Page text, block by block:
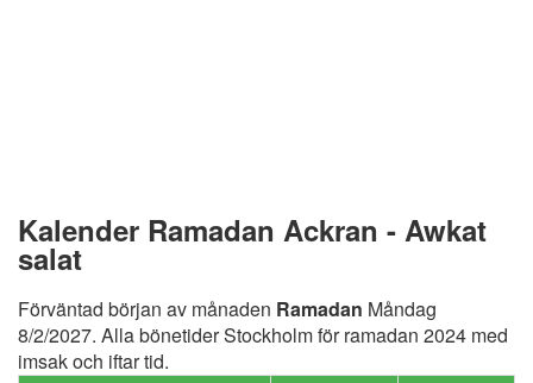
Kalender Ramadan Ackran - Awkat
salat
Förväntad början av månaden Ramadan Måndag
8/2/2027. Alla bönetider Stockholm för ramadan 2024 med
imsak och iftar tid.